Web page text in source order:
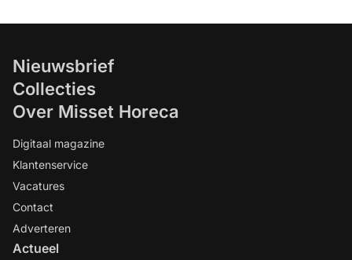
Nieuwsbrief
Collecties
Over Misset Horeca
Digitaal magazine
Klantenservice
Vacatures
Contact
Adverteren
Actueel